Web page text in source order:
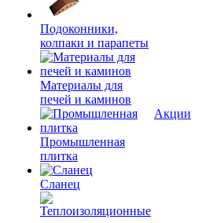
Подоконники,
колпаки и парапеты
Материалы для
печей и каминов
Промышленная
плитка
Сланец
Акции